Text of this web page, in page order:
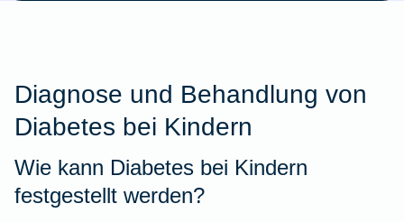
Diagnose und Behandlung von
Diabetes bei Kindern
Wie kann Diabetes bei Kindern
festgestellt werden?